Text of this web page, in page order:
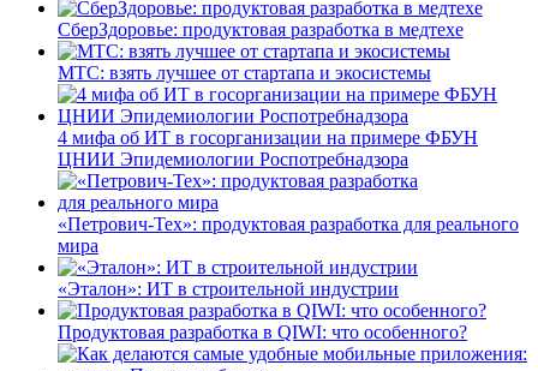
СберЗдоровье: продуктовая разработка в медтехе
МТС: взять лучшее от стартапа и экосистемы
4 мифа об ИТ в госорганизации на примере ФБУН
ЦНИИ Эпидемиологии Роспотребнадзора
«Петрович-Тех»: продуктовая разработка для реального
мира
«Эталон»: ИТ в строительной индустрии
Продуктовая разработка в QIWI: что особенного?